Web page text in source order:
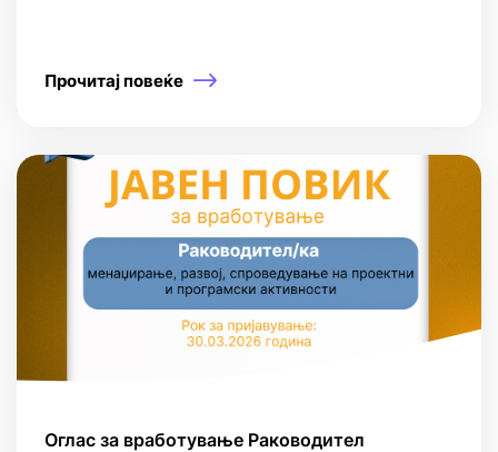
Прочитај повеќе
Оглас за вработување Раководител